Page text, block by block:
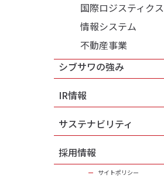
国際ロジスティクス
情報システム
不動産事業
シブサワの強み
IR情報
サステナビリティ
採用情報
サイトポリシー